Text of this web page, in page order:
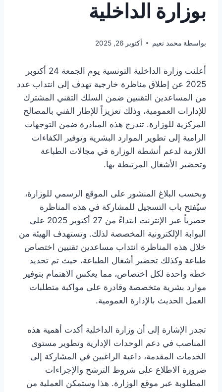
بوزارة الداخلية
بواسطة محمد نعيم أكتوبر 26, 2025
أعلنت وزارة الداخلية التونسية يوم الجمعة 24 أكتوبر
2025 عن إطلاق مناظرة خارجية تهدف إلى انتداب عدد
من المساعدين التقنيين ضمن السلك التقني المشترك
للإدارات العمومية، وذلك تعزيزاً للإطار الفني بالمصالح
المركزية للوزارة. تندرج هذه المبادرة ضمن التوجهات
الرامية إلى تطوير الموارد البشرية وتوفير الكفاءات
اللازمة لدعم أنشطة الوزارة في مجالات الطباعة
وتحضير الأشغال المرتبطة بها.
وبحسب البلاغ المنشور على الموقع الرسمي للوزارة،
سيُفتح باب التسجيل للمشاركة في هذه المناظرة
حصرياً عبر الإنترنت ابتداءً من 27 أكتوبر 2025 على
البوابة الإلكترونية المخصصة لذلك. وتستهدف الهيئة من
خلال هذه المناظرة انتداب مساعدين تقنيين اختصاص
طباعة وكذلك تحضير أشغال الطباعة، حيث تم تحديد
خطة واحدة لكل اختصاص، مما يعكس الاهتمام بتوفير
موارد بشرية متخصصة وقادرة على مواكبة متطلبات
العمل الحديث بالإدارة العمومية.
تجدر الإشارة إلى أن وزارة الداخلية أكدت أهمية هذه
المناصب في دعم الوحدات الإدارية وتطوير مستوى
الخدمات المقدمة، داعية الراغبين في المشاركة إلى
ضرورة الاطلاع على شروط الترشح والإجراءات
المطلوبة عبر موقع الوزارة. هذا وستمكن العملية من